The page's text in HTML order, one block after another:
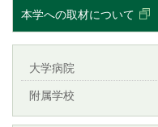
本学への取材について
大学病院
附属学校